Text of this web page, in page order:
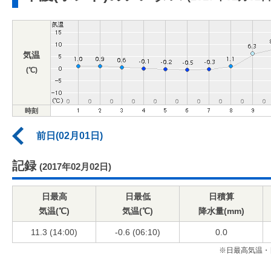
気温
(℃)
時刻
前日(02月01日)
記録 (2017年02月02日)
日最高
気温(℃)
日最低
気温(℃)
日積算
降水量(mm)
11.3 (14:00) -0.6 (06:10) 0.0
※日最高気温・